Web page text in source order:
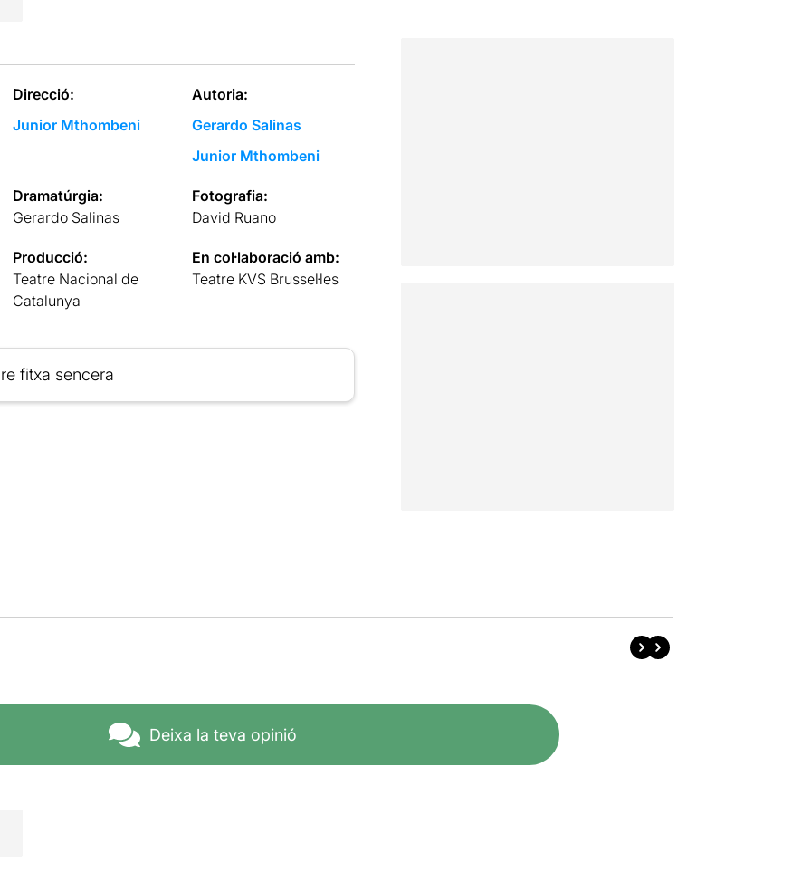
Direcció:
Junior Mthombeni
Autoria:
Gerardo Salinas
Junior Mthombeni
Dramatúrgia:
Gerardo Salinas
Fotografia:
David Ruano
Producció:
Teatre Nacional de
Catalunya
En col·laboració amb:
Teatre KVS Brussel·les
fitxa sencera
Deixa la teva opinió